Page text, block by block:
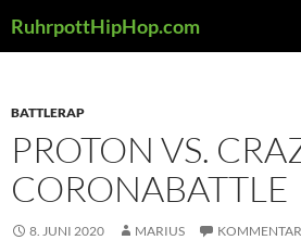
Inhalt
RuhrpottHipHop.com
BATTLERAP
PROTON VS.
CORONABATTLE
8. JUNI 2020 MARIUS